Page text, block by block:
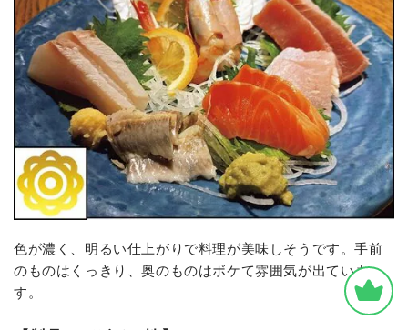
色が濃く、明るい仕上がりで料理が美味しそうです。手前
のものはくっきり、奥のものはボケて雰囲気が出ていま
す。